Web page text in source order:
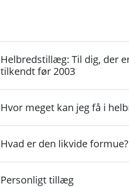
Helbredstillæg: Til dig, der
tilkendt før 2003
Hvor meget kan jeg få i
Hvad er den likvide formue?
Personligt tillæg